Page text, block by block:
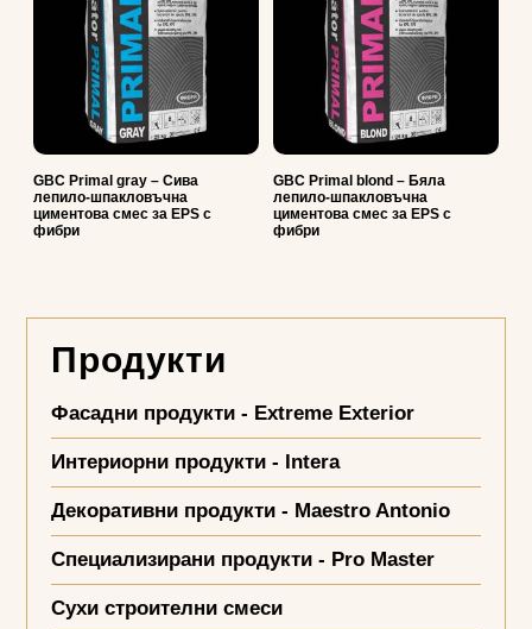
GBC Primal grаy – Сива
лепило-шпакловъчна
циментова смес за EPS с
фибри
GBC Primal blond – Бяла
лепило-шпакловъчна
циментова смес за EPS с
фибри
Продукти
Фасадни продукти - Extreme Exterior
Интериорни продукти - Intera
Декоративни продукти - Maestro Antonio
Специализирани продукти - Pro Master
Сухи строителни смеси